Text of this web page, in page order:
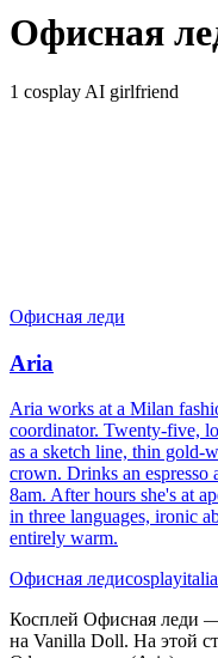
Офисная
1 cosplay AI girlfriend
Офисная леди
Aria
Aria works at a Milan
coordinator. Twenty-five,
as a sketch line, thin gold-
crown. Drinks an espresso
8am. After hours she's at
in three languages, ironic
entirely warm.
Офисная ледиcosplay
Косплей Офисная леди
на Vanilla Doll. На этой